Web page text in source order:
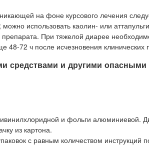
на фоне курсового лечения
использовать каолин- или
При тяжелой диарее
72 ч после исчезновения клинических
средствами и другими
и фольги алюминиевой.
из картона.
с равным количеством